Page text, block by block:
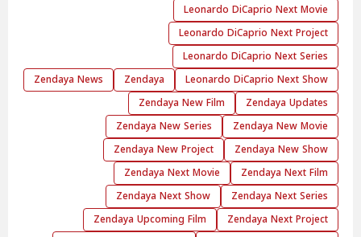
Leonardo DiCaprio Next Movie
Leonardo DiCaprio Next Project
Leonardo DiCaprio Next Series
Leonardo DiCaprio Next Show
Zendaya
Zendaya News
Zendaya Updates
Zendaya New Film
Zendaya New Movie
Zendaya New Series
Zendaya New Show
Zendaya New Project
Zendaya Next Film
Zendaya Next Movie
Zendaya Next Series
Zendaya Next Show
Zendaya Next Project
Zendaya Upcoming Film